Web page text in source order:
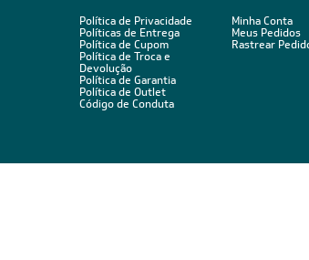
Política de Privacidade
Políticas de Entrega
Política de Cupom
Política de Troca e
Devolução
Política de Garantia
Política de Outlet
Código de Conduta
Minha Conta
Meus Pedidos
Rastrear